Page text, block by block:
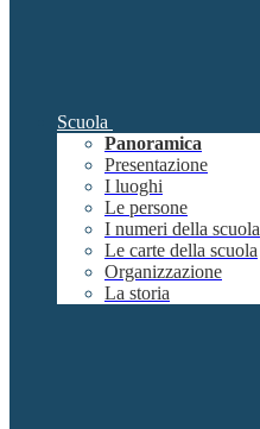
Scuola
Panoramica
Presentazione
I luoghi
Le persone
I numeri della scuola
Le carte della scuola
Organizzazione
La storia